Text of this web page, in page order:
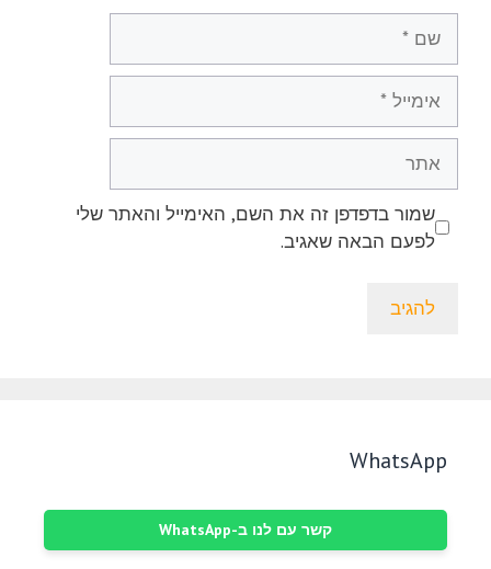
שמור בדפדפן זה את השם, האימייל והאתר שלי
לפעם הבאה שאגיב.
WhatsApp
קשר עם לנו ב-WhatsApp